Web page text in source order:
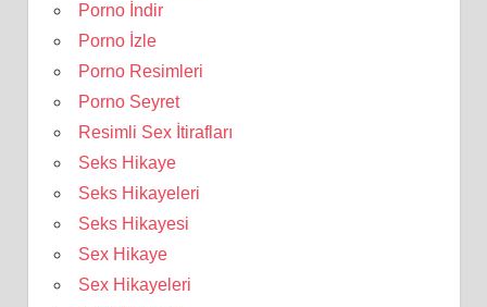
Porno İndir
Porno İzle
Porno Resimleri
Porno Seyret
Resimli Sex İtirafları
Seks Hikaye
Seks Hikayeleri
Seks Hikayesi
Sex Hikaye
Sex Hikayeleri